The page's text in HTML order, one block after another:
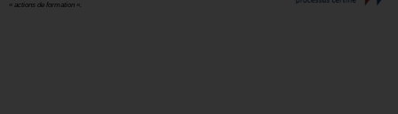
« actions de formation ».